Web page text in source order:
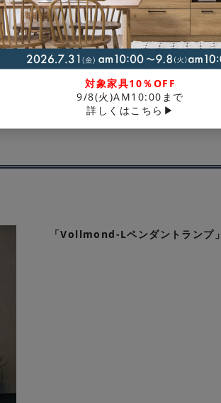
ン
和室など、様々なインテリアに調和します
イニングテーブル上にも取り入れやす
ーディネートするのもおすすめ。
「Vollmond-Lペンダントランプ
対象家具10％OFF
9/8(火)AM10:00まで
詳しくはこちら▶